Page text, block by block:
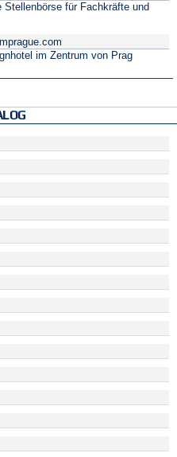
für Fachkräfte und
im Zentrum von Prag